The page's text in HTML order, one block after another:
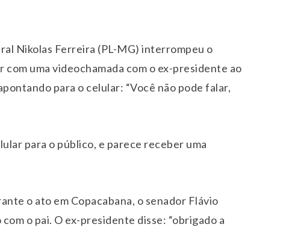
Nikolas Ferreira (PL-MG) interrompeu o
uma videochamada com o ex-presidente ao
para o celular: “Você não pode falar,
para o público, e parece receber uma
o ato em Copacabana, o senador Flávio
o pai. O ex-presidente disse: “obrigado a